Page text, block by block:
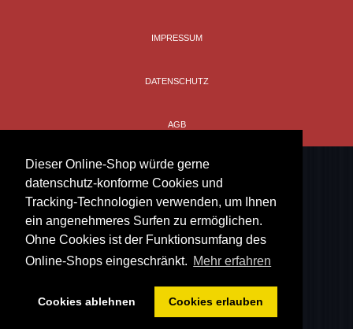
Dieser Online-Shop würde gerne
datenschutz-konforme Cookies und
Tracking-Technologien verwenden, um Ihnen
ein angenehmeres Surfen zu ermöglichen.
Ohne Cookies ist der Funktionsumfang des
Online-Shops eingeschränkt. Mehr erfahren
Cookies ablehnen Cookies erlauben
IMPRESSUM
DATENSCHUTZ
AGB